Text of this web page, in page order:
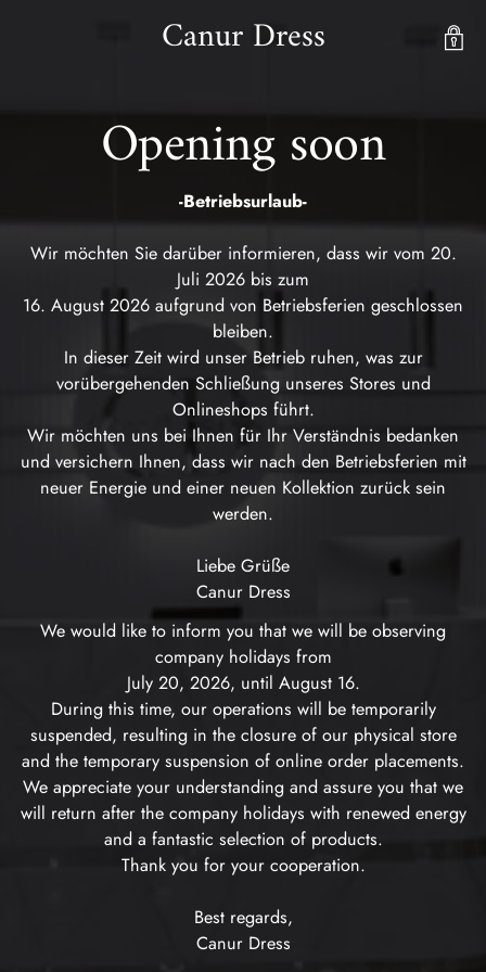
Canur Dress
Opening soon
-Betriebsurlaub-
Wir möchten Sie darüber informieren, dass wir vom 20.
Juli 2026 bis zum
16. August 2026 aufgrund von Betriebsferien geschlossen
bleiben.
In dieser Zeit wird unser Betrieb ruhen, was zur
vorübergehenden Schließung unseres Stores und
Onlineshops führt.
Wir möchten uns bei Ihnen für Ihr Verständnis bedanken
und versichern Ihnen, dass wir nach den Betriebsferien mit
neuer Energie und einer neuen Kollektion zurück sein
werden.
Liebe Grüße
Canur Dress
We would like to inform you that we will be observing
company holidays from
July 20, 2026, until August 16.
During this time, our operations will be temporarily
suspended, resulting in the closure of our physical store
and the temporary suspension of online order placements.
We appreciate your understanding and assure you that we
will return after the company holidays with renewed energy
and a fantastic selection of products.
Thank you for your cooperation.
Best regards,
Canur Dress